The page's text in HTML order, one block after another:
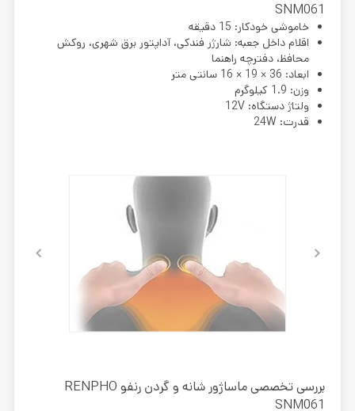
SNM061
خاموشی خودکار: 15 دقیقه
اقلام داخل جعبه: شارژر فندکی، آداپتور برق شهری، روکش
محافظ، دفترچه راهنما
ابعاد: 36 × 19 × 16 سانتی متر
وزن: 1.9 کیلوگرم
ولتاژ دستگاه: 12V
قدرت: 24W
بررسی تخصصی ماساژور شانه و گردن رنفو RENPHO
SNM061